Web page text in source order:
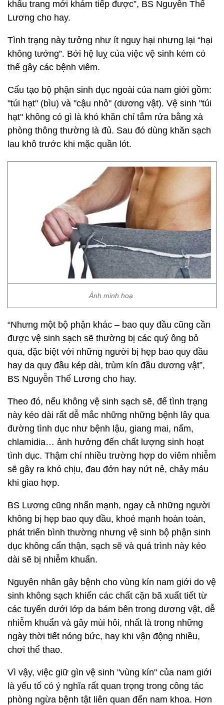
khẩu trang mới khám tiếp được”, BS Nguyễn Thế
Lương cho hay.
Tình trạng này tưởng như ít nguy hại nhưng lại “hại
không tưởng”. Bởi hệ luỵ của việc vệ sinh kém có
thể gây các bệnh viêm.
Cấu tạo bộ phận sinh dục ngoài của nam giới gồm:
"túi hạt" (bìu) và "cậu nhỏ" (dương vật). Vệ sinh "túi
hạt" không có gì là khó khăn chỉ tắm rửa bằng xà
phòng thông thường là đủ. Sau đó dùng khăn sạch
lau khô trước khi mặc quần lót.
Ảnh minh hoạ
“Nhưng một bộ phận khác – bao quy đầu cũng cần
được vệ sinh sạch sẽ thường bị các quý ông bỏ
qua, đặc biệt với những người bị hẹp bao quy đầu
hay da quy đầu kép dài, trùm kín đầu dương vật”,
BS Nguyễn Thế Lương cho hay.
Theo đó, nếu không vệ sinh sạch sẽ, để tình trạng
này kéo dài rất dễ mắc những những bệnh lây qua
đường tình dục như bệnh lậu, giang mai, nấm,
chlamidia… ảnh hưởng đến chất lượng sinh hoạt
tình dục. Thậm chí nhiều trường hợp do viêm nhiễm
sẽ gây ra khó chịu, đau đớn hay nứt nẻ, chảy máu
khi giao hợp.
BS Lương cũng nhấn mạnh, ngay cả những người
không bị hẹp bao quy đầu, khoẻ mạnh hoàn toàn,
phát triển bình thường nhưng vệ sinh bộ phận sinh
dục không cẩn thận, sạch sẽ và quá trình này kéo
dài sẽ bị nhiễm khuẩn.
Nguyên nhân gây bệnh cho vùng kín nam giới do vệ
sinh không sạch khiến các chất cặn bã xuất tiết từ
các tuyến dưới lớp da bám bên trong dương vật, dễ
nhiễm khuẩn và gây mùi hôi, nhất là trong những
ngày thời tiết nóng bức, hay khi vận động nhiều,
chơi thể thao.
Vì vậy, việc giữ gìn vệ sinh "vùng kín" của nam giới
là yếu tố có ý nghĩa rất quan trọng trong công tác
phòng ngừa bệnh tật liên quan đến nam khoa. Hơn